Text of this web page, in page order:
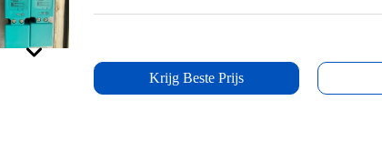
Krijg Beste Prijs